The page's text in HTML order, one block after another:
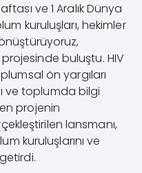
ve 1 Aralık Dünya
kuruluşları, hekimler
buluştu. HIV
ön yargıları
ve toplumda bilgi
projenin
lansmanı,
kuruluşlarını ve